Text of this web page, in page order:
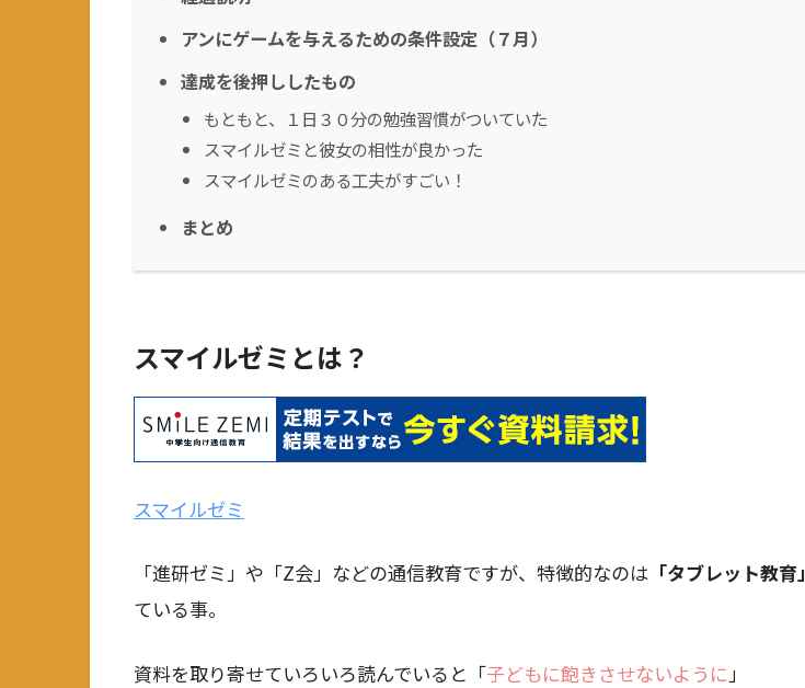
アンにゲームを与えるための条件設定（７月）
達成を後押ししたもの
もともと、１日３０分の勉強習慣がついていた
スマイルゼミと彼女の相性が良かった
スマイルゼミのある工夫がすごい！
まとめ
スマイルゼミとは？
スマイルゼミ
「進研ゼミ」や「Z会」などの通信教育ですが、特徴的なのは 「タブレット教育」
ている事。
資料を取り寄せていろいろ読んでいると「子どもに飽きさせないように 」